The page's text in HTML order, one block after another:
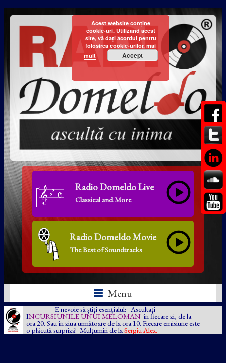
Radio Domeldo Live
Classical and More
Radio Domeldo Movie
The Best of Soundtracks
Menu
E nevoie să știți esențialul: Ascultați
INCURSIUNILE UNUI MELOMAN în fiecare zi, de la
ora 20. Sau în ziua următoare de la ora 10. Fiecare emisiune este
o plăcută surpriză! Mulțumiri de la Sergiu Alex.
Acest website conține
cookie-uri. Utilizând acest
site, vă dați acordul pentru
folosirea cookie-urilor. mai
mult
Accept